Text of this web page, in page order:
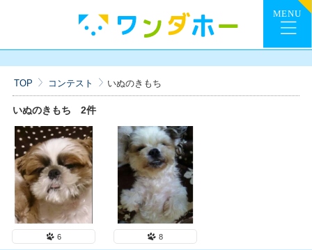
TOP コンテスト いぬのきもち
いぬのきもち 2件
6 8